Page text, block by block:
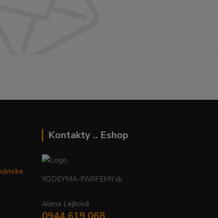
Kontakty .. Eshop
YODEYMA-PARFEMY.sk
Alena Lejková